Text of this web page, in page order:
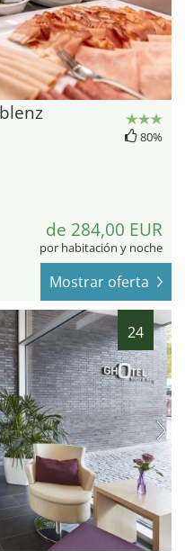
80%
de 284,00 EUR
por habitación y noche
Mostrar oferta
24